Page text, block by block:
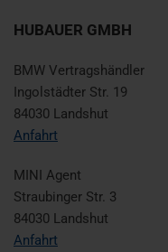
HUBAUER GMBH
BMW Vertragshändler
Ingolstädter Str. 19
84030 Landshut
Anfahrt
MINI Agent
Straubinger Str. 3
84030 Landshut
Anfahrt